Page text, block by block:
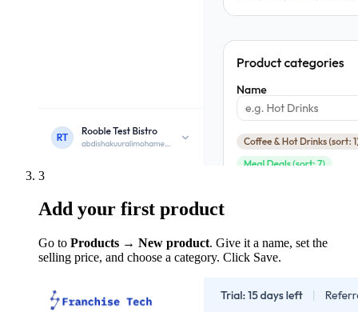
3
Add your first product
Go to Products → New product. Give it a name, set the
selling price, and choose a category. Click Save.